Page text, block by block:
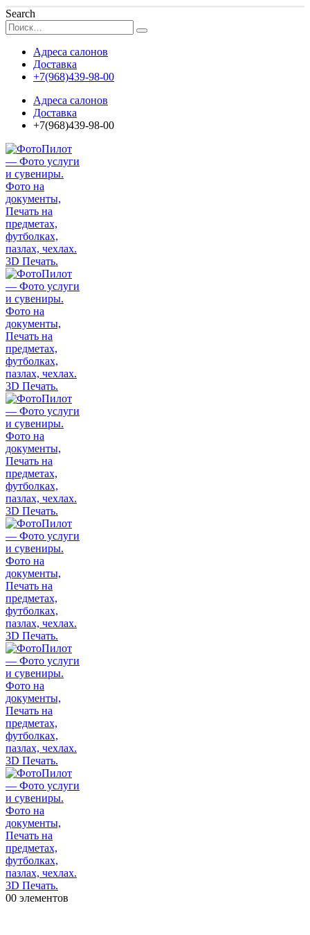
Search
Адреса салонов
Доставка
+7(968)439-98-00
Адреса салонов
Доставка
+7(968)439-98-00
00 элементов